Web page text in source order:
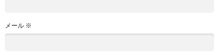
メール ※